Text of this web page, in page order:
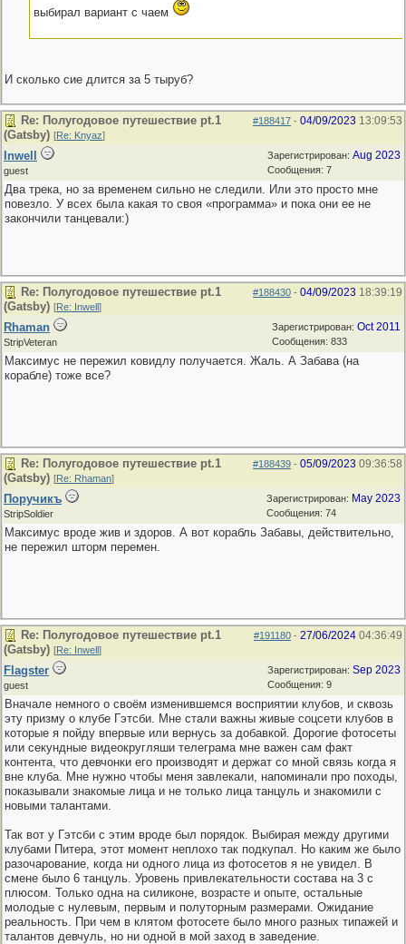
выбирал вариант с чаем
И сколько сие длится за 5 тыруб?
#188417 - 04/09/2023 13:09:53
Re: Полугодовое путешествие pt.1
(Gatsby) [Re: Knyaz]
Зарегистрирован: Aug 2023
Сообщения: 7
Inwell
guest
Два трека, но за временем сильно не следили. Или это просто мне
повезло. У всех была какая то своя «программа» и пока они ее не
закончили танцевали:)
#188430 - 04/09/2023 18:39:19
Re: Полугодовое путешествие pt.1
(Gatsby) [Re: Inwell]
Зарегистрирован: Oct 2011
Сообщения: 833
Rhaman
StripVeteran
Максимус не пережил ковидлу получается. Жаль. А Забава (на
корабле) тоже все?
#188439 - 05/09/2023 09:36:58
Re: Полугодовое путешествие pt.1
(Gatsby) [Re: Rhaman]
Зарегистрирован: May 2023
Сообщения: 74
Поручикъ
StripSoldier
Максимус вроде жив и здоров. А вот корабль Забавы, действительно,
не пережил шторм перемен.
#191180 - 27/06/2024 04:36:49
Re: Полугодовое путешествие pt.1
(Gatsby) [Re: Inwell]
Зарегистрирован: Sep 2023
Сообщения: 9
Flagster
guest
Вначале немного о своём изменившемся восприятии клубов, и сквозь
эту призму о клубе Гэтсби. Мне стали важны живые соцсети клубов в
которые я пойду впервые или вернусь за добавкой. Дорогие фотосеты
или секундные видеокругляши телеграма мне важен сам факт
контента, что девчонки его производят и держат со мной связь когда я
вне клуба. Мне нужно чтобы меня завлекали, напоминали про походы,
показывали знакомые лица и не только лица танцуль и знакомили с
новыми талантами.
Так вот у Гэтсби с этим вроде был порядок. Выбирая между другими
клубами Питера, этот момент неплохо так подкупал. Но каким же было
разочарование, когда ни одного лица из фотосетов я не увидел. В
смене было 6 танцуль. Уровень привлекательности состава на 3 с
плюсом. Только одна на силиконе, возрасте и опыте, остальные
молодые с нулевым, первым и полуторным размерами. Ожидание
реальность. При чем в клятом фотосете было много разных типажей и
талантов девчуль, но ни одной в мой заход в заведение.